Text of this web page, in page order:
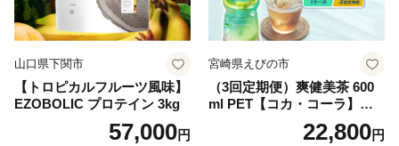
山口県下関市
【トロピカルフルーツ風味】
EZOBOLIC プロテイン 3kg
57,000円
宮崎県えびの市
（3回定期便）爽健美茶 600
ml PET【コカ・コーラ】ペ
ットボトル 1ケース(24本) 定
期便 3回(72本) セット お茶
22,800円